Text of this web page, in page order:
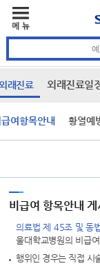
래진료 외래진료일
여항목안내 황열예
비급여 항목안내 게
의료법 제 45조 및 동
울대학교병원의 비급
행위인 경우는 직접 시